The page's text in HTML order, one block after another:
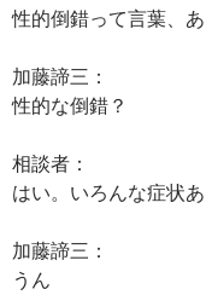
性的倒錯って言葉、
加藤諦三：
性的な倒錯？
相談者：
はい。いろんな症状
加藤諦三：
うん